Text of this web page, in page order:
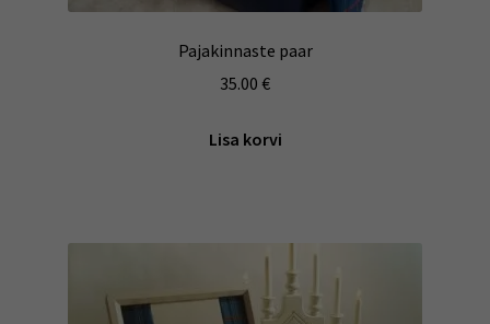
Pajakinnaste paar
35.00 €
Lisa korvi